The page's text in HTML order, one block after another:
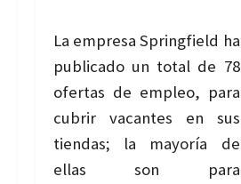
La empresa Springfield ha
publicado un total de 78
ofertas de empleo, para
cubrir vacantes en sus
tiendas; la mayoría de
ellas son para